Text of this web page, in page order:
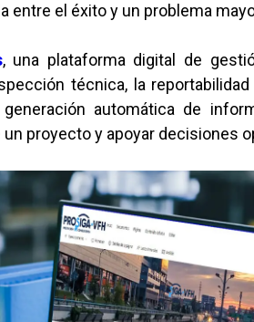
entre el éxito y un problema
, una plataforma digital de
técnica, la
automática de
proyecto y apoyar decisiones